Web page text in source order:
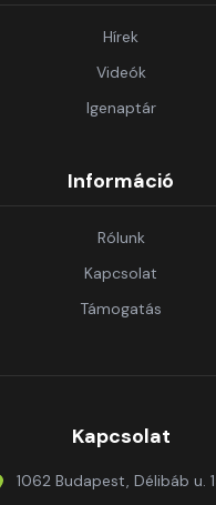
Hírek
Videók
Igenaptár
Információ
Rólunk
Kapcsolat
Támogatás
Kapcsolat
1062 Budapest, Délibáb u.